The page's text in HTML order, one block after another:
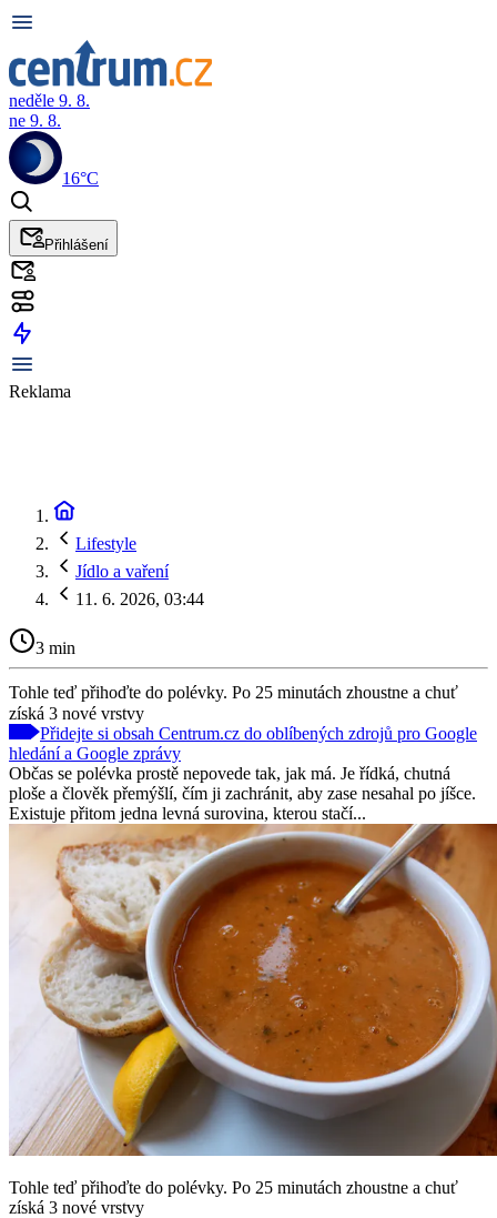
neděle 9. 8.
ne 9. 8.
16°C
Přihlášení
Reklama
Lifestyle
Jídlo a vaření
11. 6. 2026, 03:44
3 min
Tohle teď přihoďte do polévky. Po 25 minutách zhoustne a chuť
získá 3 nové vrstvy
Přidejte si obsah Centrum.cz do oblíbených zdrojů pro Google
hledání a Google zprávy
Občas se polévka prostě nepovede tak, jak má. Je řídká, chutná
ploše a člověk přemýšlí, čím ji zachránit, aby zase nesahal po jíšce.
Existuje přitom jedna levná surovina, kterou stačí...
Tohle teď přihoďte do polévky. Po 25 minutách zhoustne a chuť
získá 3 nové vrstvy